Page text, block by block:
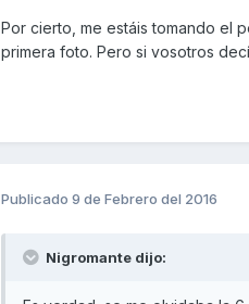
Por cierto, me estáis tomando el
primera foto. Pero si vosotros
Publicado 9 de Febrero del 2016
Nigromante dijo: